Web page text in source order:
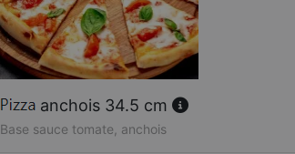
anchois 34.5 cm
Base sauce tomate, anchois